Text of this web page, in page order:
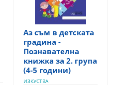
Аз съм в детската
градина -
Познавателна
книжка за 2. група
(4-5 години)
ИЗКУСТВА